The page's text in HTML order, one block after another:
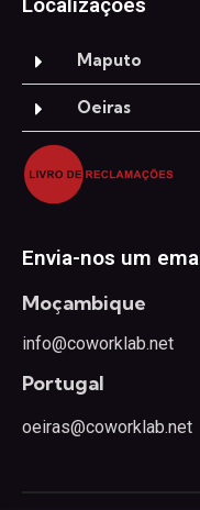
Maputo
Oeiras
Envia-nos um
Moçambique
info@coworklab.net
Portugal
oeiras@coworklab.net